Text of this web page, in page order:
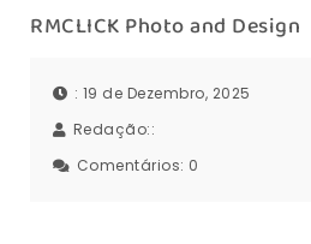
RMCLICK Photo and Design
: 19 de Dezembro, 2025
Redação::
Comentários: 0